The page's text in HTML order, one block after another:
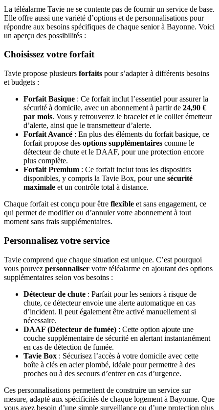
La téléalarme Tavie ne se contente pas de fournir un service de base.
Elle offre aussi une variété d’options et de personnalisations pour
répondre aux besoins spécifiques de chaque senior à Bayonne. Voici
un aperçu des possibilités :
Choisissez votre forfait
Tavie propose plusieurs forfaits pour s’adapter à différents besoins
et budgets :
Forfait Basique : Ce forfait inclut l’essentiel pour assurer la
sécurité à domicile, avec un abonnement à partir de 24,90 €
par mois. Vous y retrouverez le bracelet et le collier émetteur
d’alerte, ainsi que le transmetteur d’alerte.
Forfait Avancé : En plus des éléments du forfait basique, ce
forfait propose des options supplémentaires comme le
détecteur de chute et le DAAF, pour une protection encore
plus complète.
Forfait Premium : Ce forfait inclut tous les dispositifs
disponibles, y compris la Tavie Box, pour une sécurité
maximale et un contrôle total à distance.
Chaque forfait est conçu pour être flexible et sans engagement, ce
qui permet de modifier ou d’annuler votre abonnement à tout
moment sans frais supplémentaires.
Personnalisez votre service
Tavie comprend que chaque situation est unique. C’est pourquoi
vous pouvez personnaliser votre téléalarme en ajoutant des options
supplémentaires selon vos besoins :
Détecteur de chute : Parfait pour les seniors à risque de
chute, ce détecteur envoie une alerte automatique en cas
d’incident. Il peut également être activé manuellement si
nécessaire.
DAAF (Détecteur de fumée) : Cette option ajoute une
couche supplémentaire de sécurité en alertant instantanément
en cas de détection de fumée.
Tavie Box : Sécurisez l’accès à votre domicile avec cette
boîte à clés en acier plombé, idéale pour permettre à des
proches ou à des secours d’entrer en cas d’urgence.
Ces personnalisations permettent de construire un service sur
mesure, adapté aux spécificités de chaque logement à Bayonne. Que
vous ayez besoin d’une simple surveillance ou d’une protection plus